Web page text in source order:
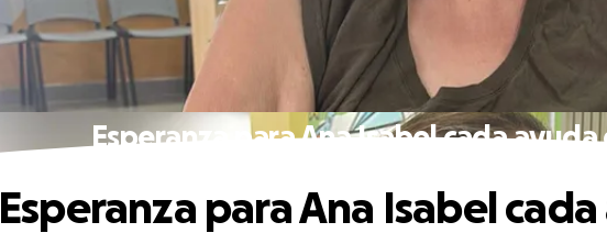
Esperanza para Ana Isabel cada
Esperanza para Ana Isabel